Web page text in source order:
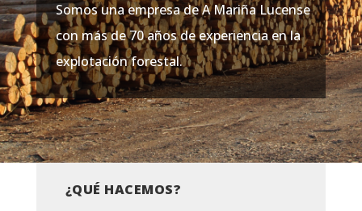
Somos una empresa de A Mariña Lucense
con más de 70 años de experiencia en la
explotación forestal.
¿QUÉ HACEMOS?